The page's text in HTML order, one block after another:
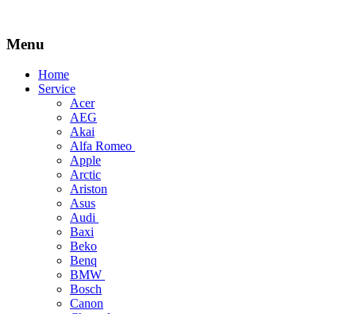
Menu
Skip
Home
Service
Acer
AEG
Akai
Alfa Romeo
Apple
Arctic
Ariston
Asus
Audi
Baxi
Beko
Benq
BMW
Bosch
Canon